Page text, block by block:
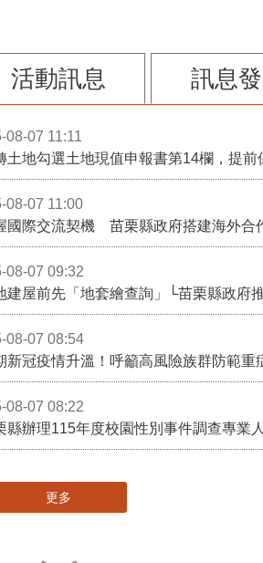
活動訊息 訊息
08-07 11:11
土地勾選土地現值申報書第14欄，提前
08-07 11:00
08-07 09:32
建屋前先「地套繪查詢」└苗栗縣政府
08-07 08:54
新冠疫情升溫！呼籲高風險族群防範重
08-07 08:22
更多